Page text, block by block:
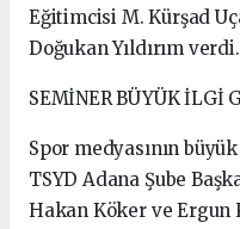
Eğitimcisi M. Kürşad
Doğukan Yıldırım verdi.
SEMİNER BÜYÜK İLGİ
Spor medyasının
TSYD Adana Şube
Hakan Köker ve Ergun